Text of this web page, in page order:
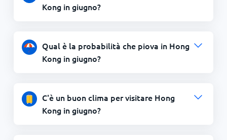
Kong in giugno?
Qual è la probabilità che piova in Hong
Kong in giugno?
C'è un buon clima per visitare Hong
Kong in giugno?